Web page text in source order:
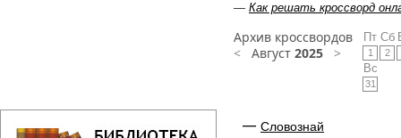
— Как решать кроссворд
Архив кроссвордов
< Август 2025 >
Пт
1
Сб
2
Вс
31
Словознай